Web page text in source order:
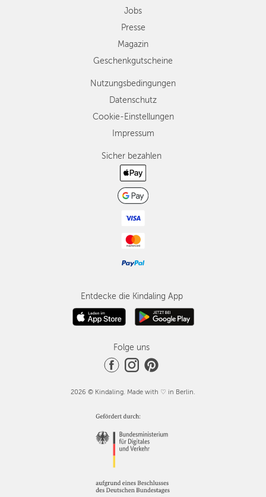
Jobs
Presse
Magazin
Geschenkgutscheine
Nutzungsbedingungen
Datenschutz
Cookie-Einstellungen
Impressum
Sicher bezahlen
Entdecke die Kindaling App
Folge uns
2026 © Kindaling. Made with ♡ in Berlin.